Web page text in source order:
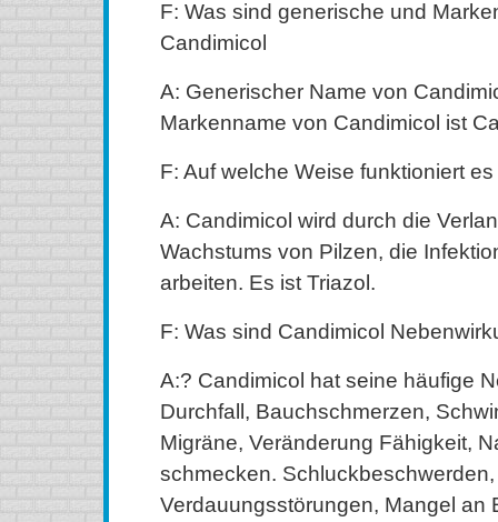
F: Was sind generische und
Candimicol
A: Generischer Name von
Markenname von Candimicol ist
F: Auf welche Weise funktioniert es
A: Candimicol wird durch die
Wachstums von Pilzen, die
arbeiten. Es ist Triazol.
F: Was sind Candimicol
A:? Candimicol hat seine häufige
Durchfall, Bauchschmerzen,
Migräne, Veränderung Fähigkeit,
schmecken. Schluckbeschwerden,
Verdauungsstörungen, Mangel an